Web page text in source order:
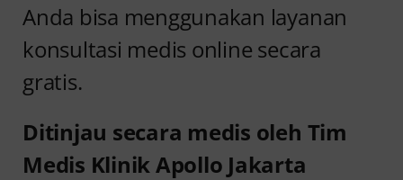
Anda bisa menggunakan layanan
konsultasi medis online secara
gratis.
Ditinjau secara medis oleh Tim
Medis Klinik Apollo Jakarta